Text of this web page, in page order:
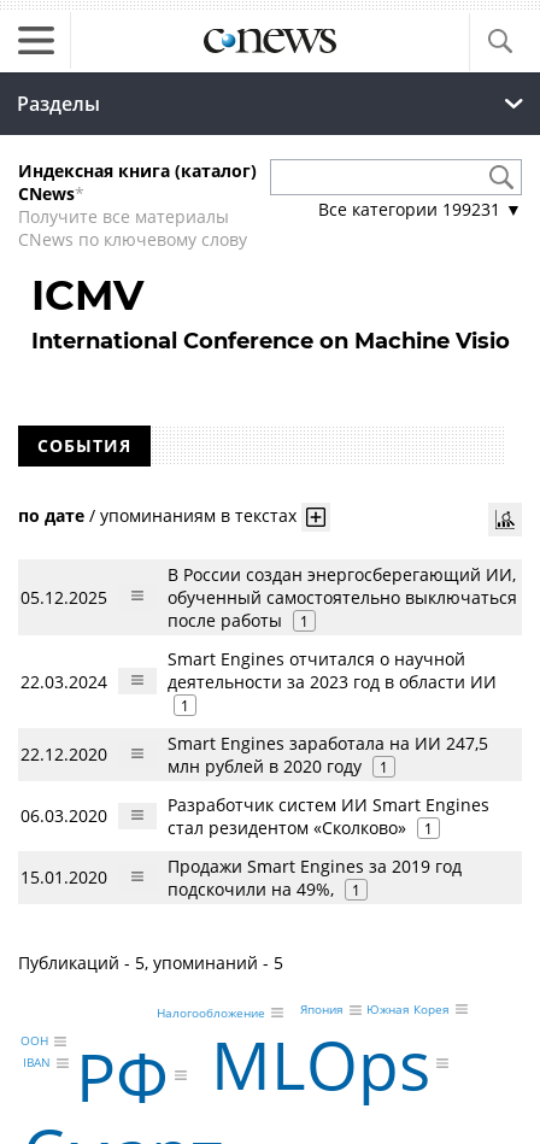
Разделы
Индексная книга (каталог)
CNews*
Получите все материалы
CNews по ключевому слову
Все категории 199231 ▼
ICMV
International Conference on Machine Visio
СОБЫТИЯ
по дате / упоминаниям в текстах
05.12.2025
В России создан энергосберегающий ИИ,
обученный самостоятельно выключаться
после работы
1
22.03.2024
Smart Engines отчитался о научной
деятельности за 2023 год в области ИИ
1
22.12.2020
Smart Engines заработала на ИИ 247,5
млн рублей в 2020 году
1
06.03.2020
Разработчик систем ИИ Smart Engines
стал резидентом «Сколково»
1
15.01.2020
Продажи Smart Engines за 2019 год
подскочили на 49%,
1
Публикаций - 5, упоминаний - 5
MLOps
РФ
ООН
Южная Корея
Япония
IBAN
Налогообложение